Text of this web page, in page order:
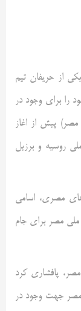
از حریفان تیم
می اید، خود را برای وجود در
مصر) پیش از اغاز
روسیه و برزیل
مصری، اسامی
مصر برای جام
پافشاری کرد
جهت وجود در